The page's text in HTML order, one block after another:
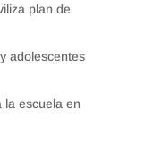
plan de
adolescentes
la escuela en